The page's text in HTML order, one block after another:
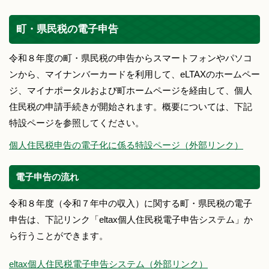
町・県民税の電子申告
令和８年度の町・県民税の申告からスマートフォンやパソコ
ンから、マイナンバーカードを利用して、eLTAXのホームペー
ジ、マイナポータルおよび町ホームページを経由して、個人
住民税の申請手続きが開始されます。概要については、下記
特設ページを参照してください。
個人住民税申告の電子化に係る特設ページ（外部リンク）
電子申告の流れ
令和８年度（令和７年中の収入）に関する町・県民税の電子
申告は、下記リンク「eltax個人住民税電子申告システム」か
ら行うことができます。
eltax個人住民税電子申告システム（外部リンク）